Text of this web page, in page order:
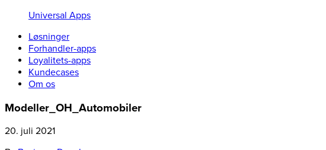
Universal Apps
Løsninger
Forhandler-apps
Loyalitets-apps
Kundecases
Om os
Modeller_OH_Automobiler
20. juli 2021